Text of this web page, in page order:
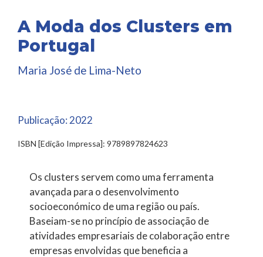
A Moda dos Clusters em
Portugal
Maria José de Lima-Neto
Publicação: 2022
ISBN [Edição Impressa]: 9789897824623
Os clusters servem como uma ferramenta
avançada para o desenvolvimento
socioeconómico de uma região ou país.
Baseiam-se no princípio de associação de
atividades empresariais de colaboração entre
empresas envolvidas que beneficia a